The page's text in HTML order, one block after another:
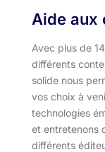
Aide aux
Avec plus de
différents
solide nous
vos choix à
technologies
et entretenons
différents